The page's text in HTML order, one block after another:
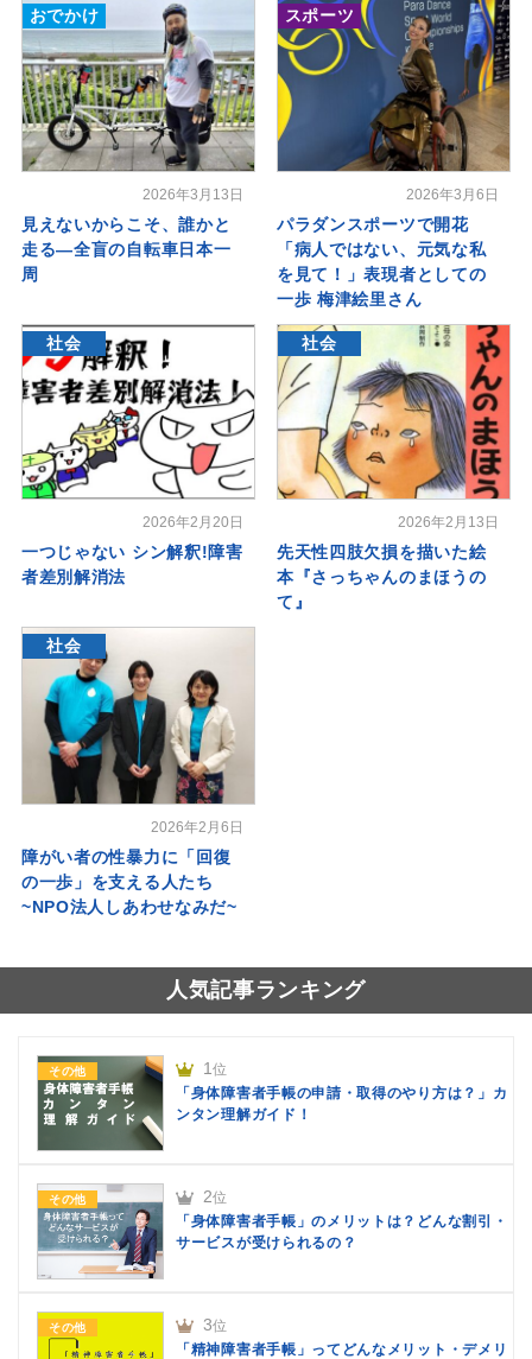
おでかけ
2026年3月13日
見えないからこそ、誰かと
走る―全盲の自転車日本一
周
スポーツ
2026年3月6日
パラダンスポーツで開花
「病人ではない、元気な私
を見て！」表現者としての
一歩 梅津絵里さん
社会
2026年2月20日
一つじゃない シン解釈!障害
者差別解消法
社会
2026年2月13日
先天性四肢欠損を描いた絵
本『さっちゃんのまほうの
て』
社会
2026年2月6日
障がい者の性暴力に「回復
の一歩」を支える人たち
~NPO法人しあわせなみだ~
人気記事ランキング
その他 1 位
「身体障害者手帳の申請・取得のやり方は？」カ
ンタン理解ガイド！
その他 2位
「身体障害者手帳」のメリットは？どんな割引・
サービスが受けられるの？
その他 3位
「精神障害者手帳」ってどんなメリット・デメリ